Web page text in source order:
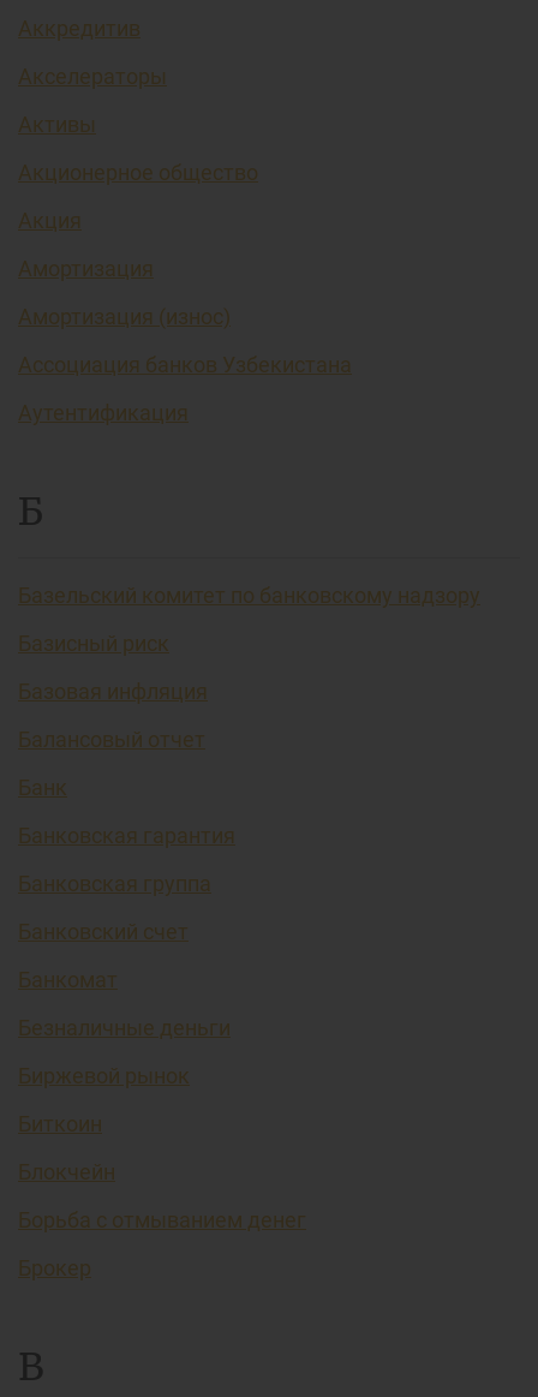
Аккредитив
Акселераторы
Активы
Акционерное общество
Акция
Амортизация
Амортизация (износ)
Ассоциация банков Узбекистана
Аутентификация
Б
Базельский комитет по банковскому надзору
Базисный риск
Базовая инфляция
Балансовый отчет
Банк
Банковская гарантия
Банковская группа
Банковский счет
Банкомат
Безналичные деньги
Биржевой рынок
Биткоин
Блокчейн
Борьба с отмыванием денег
Брокер
В